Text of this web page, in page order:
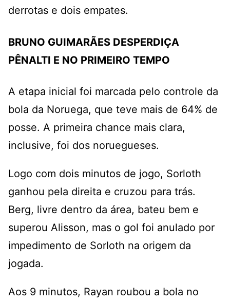
derrotas e dois empates.
BRUNO GUIMARÃES DESPERDIÇA
PÊNALTI E NO PRIMEIRO TEMPO
A etapa inicial foi marcada pelo controle da
bola da Noruega, que teve mais de 64% de
posse. A primeira chance mais clara,
inclusive, foi dos noruegueses.
Logo com dois minutos de jogo, Sorloth
ganhou pela direita e cruzou para trás.
Berg, livre dentro da área, bateu bem e
superou Alisson, mas o gol foi anulado por
impedimento de Sorloth na origem da
jogada.
Aos 9 minutos, Rayan roubou a bola no